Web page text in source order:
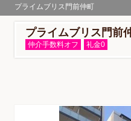
プライムブリス門前仲町
プライムブリス門前
仲介手数料オフ 礼金0